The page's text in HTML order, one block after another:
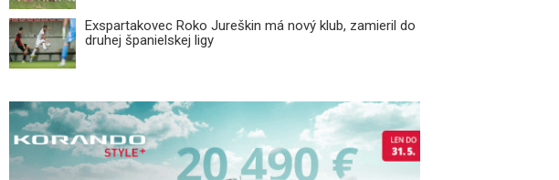
Exspartakovec Roko Jureškin má nový klub, zamieril do
druhej španielskej ligy